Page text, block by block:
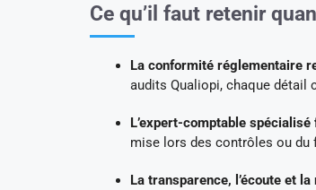
Ce qu’il faut retenir
La conformité réglementaire
audits Qualiopi, chaque détail
L’expert-comptable
mise lors des contrôles ou du
La transparence, l’écoute et